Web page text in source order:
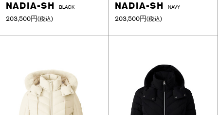
NADIA-SH BLACK
203,500円(税込)
NADIA-SH NAVY
203,500円(税込)